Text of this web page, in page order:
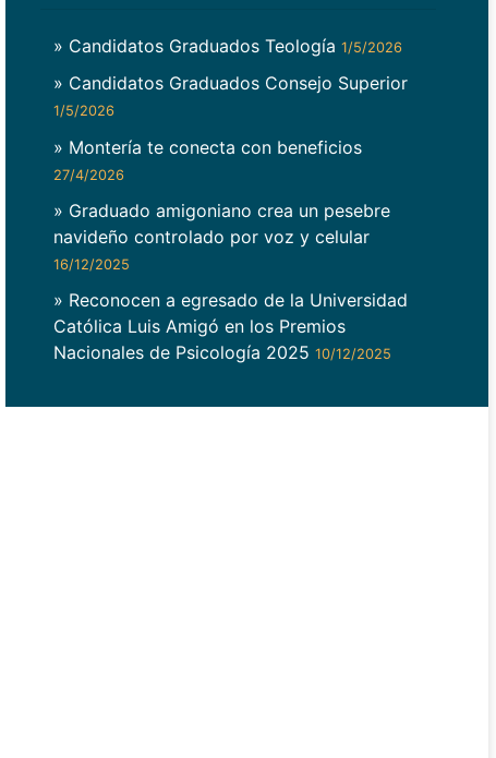
» Candidatos Graduados Teología 1/5/2026
» Candidatos Graduados Consejo Superior
1/5/2026
» Montería te conecta con beneficios
27/4/2026
» Graduado amigoniano crea un pesebre
navideño controlado por voz y celular
16/12/2025
» Reconocen a egresado de la Universidad
Católica Luis Amigó en los Premios
Nacionales de Psicología 2025 10/12/2025